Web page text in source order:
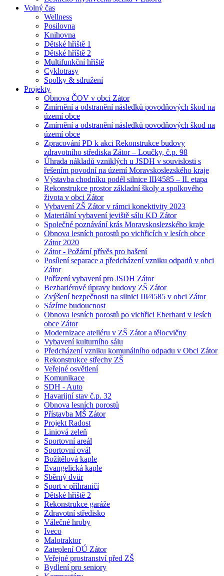
Volný čas
Wellness
Posilovna
Knihovna
Dětské hřiště 1
Dětské hříště 2
Multifunkční hřiště
Cyklotrasy
Spolky & sdružení
Projekty
Obnova ČOV v obci Zátor
Zmírnění a odstranění následků povodňových škod na
území obce
Zmírnění a odstranění následků povodňových škod na
území obce
Zpracování PD k akci Rekonstrukce budovy
zdravotního střediska Zátor – Loučky, č.p. 98
Úhrada nákladů vzniklých u JSDH v souvislosti s
řešením povodní na území Moravskoslezského kraje
Výstavba chodníku podél silnice III⁄4585 – II. etapa
Rekonstrukce prostor základní školy a spolkového
života v obci Zátor
Vybavení ZŠ Zátor v rámci konektivity 2023
Materiální vybavení jeviště sálu KD Zátor
Společné poznávání krás Moravskoslezského kraje
Obnova lesních porostů po vichřicích v lesích obce
Zátor 2020
Zátor - Požární přívěs pro hašení
Posílení separace a předcházení vzniku odpadů v obci
Zátor
Pořízení vybavení pro JSDH Zátor
Bezbariérové úpravy budovy ZŠ Zátor
Zvýšení bezpečnosti na silnici III⁄4585 v obci Zátor
Sázíme budoucnost
Obnova lesních porostů po vichřici Eberhard v lesích
obce Zátor
Modernizace ateliéru v ZŠ Zátor a tělocvičny
Vybavení kulturního sálu
Předcházení vzniku komunálního odpadu v Obci Zátor
Rekonstrukce střechy ZŠ
Veřejné osvětlení
Komunikace
SDH - Auto
Havarijní stav č.p. 32
Obnova lesních porostů
Přístavba MŠ Zátor
Projekt Radost
Liniová zeleň
Sportovní areál
Sportovní ovál
Božítělová kaple
Evangelická kaple
Sběrný dvůr
Sport v příhraničí
Dětské hřiště 2
Rekonstrukce garáže
Zdravotní středisko
Válečné hroby
Iveco
Malotraktor
Zateplení OÚ Zátor
Veřejné prostranství před ZŠ
Bydlení pro seniory